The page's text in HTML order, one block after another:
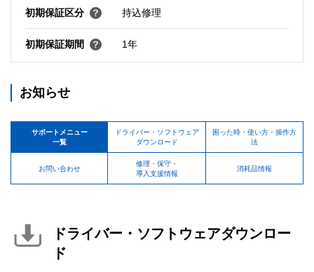
初期保証区分 持込修理
初期保証期間 1年
お知らせ
サポートメニュー
一覧
ドライバー・ソフトウェア
ダウンロード
困った時・使い方・操作方
法
お問い合わせ
修理・保守・
導入支援情報
消耗品情報
ドライバー・ソフトウェアダウンロー
ド